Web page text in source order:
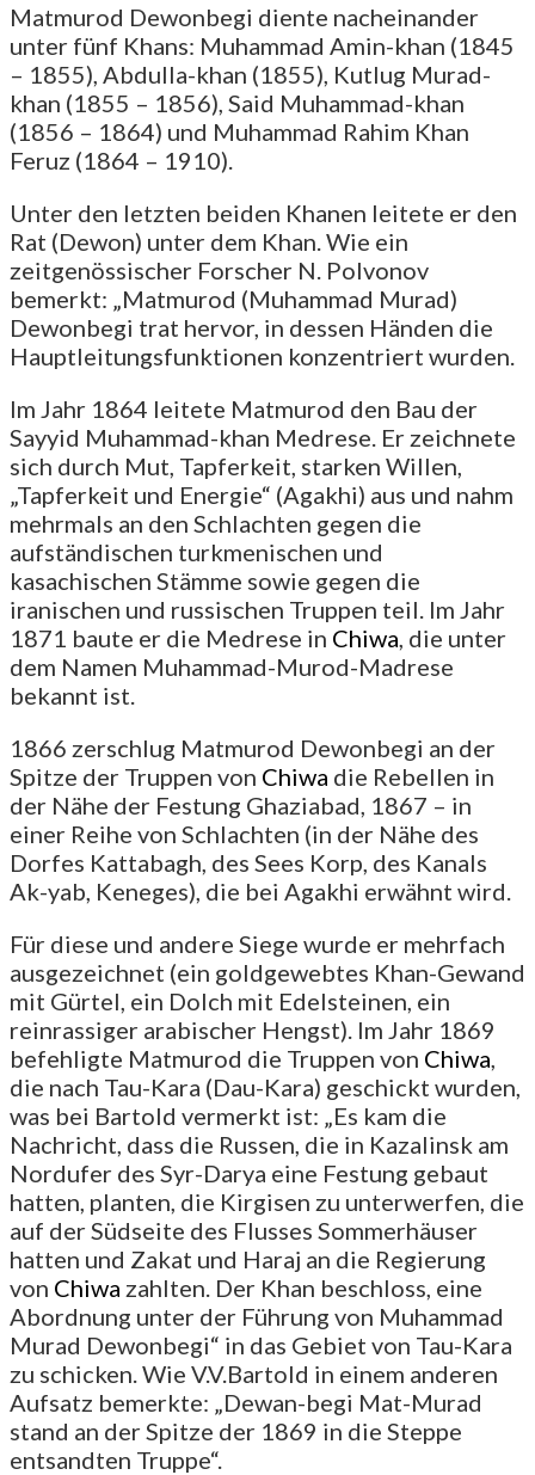
Matmurod Dewonbegi diente nacheinander
unter fünf Khans: Muhammad Amin-khan (1845
– 1855), Abdulla-khan (1855), Kutlug Murad-
khan (1855 – 1856), Said Muhammad-khan
(1856 – 1864) und Muhammad Rahim Khan
Feruz (1864 – 1910).
Unter den letzten beiden Khanen leitete er den
Rat (Dewon) unter dem Khan. Wie ein
zeitgenössischer Forscher N. Polvonov
bemerkt: „Matmurod (Muhammad Murad)
Dewonbegi trat hervor, in dessen Händen die
Hauptleitungsfunktionen konzentriert wurden.
Im Jahr 1864 leitete Matmurod den Bau der
Sayyid Muhammad-khan Medrese. Er zeichnete
sich durch Mut, Tapferkeit, starken Willen,
„Tapferkeit und Energie“ (Agakhi) aus und nahm
mehrmals an den Schlachten gegen die
aufständischen turkmenischen und
kasachischen Stämme sowie gegen die
iranischen und russischen Truppen teil. Im Jahr
1871 baute er die Medrese in Chiwa , die unter
dem Namen Muhammad-Murod-Madrese
bekannt ist.
1866 zerschlug Matmurod Dewonbegi an der
Spitze der Truppen von Chiwa die Rebellen in
der Nähe der Festung Ghaziabad, 1867 – in
einer Reihe von Schlachten (in der Nähe des
Dorfes Kattabagh, des Sees Korp, des Kanals
Ak-yab, Keneges), die bei Agakhi erwähnt wird.
Für diese und andere Siege wurde er mehrfach
ausgezeichnet (ein goldgewebtes Khan-Gewand
mit Gürtel, ein Dolch mit Edelsteinen, ein
reinrassiger arabischer Hengst). Im Jahr 1869
befehligte Matmurod die Truppen von Chiwa
die nach Tau-Kara (Dau-Kara) geschickt wurden,
was bei Bartold vermerkt ist: „Es kam die
Nachricht, dass die Russen, die in Kazalinsk am
Nordufer des Syr-Darya eine Festung gebaut
hatten, planten, die Kirgisen zu unterwerfen, die
auf der Südseite des Flusses Sommerhäuser
hatten und Zakat und Haraj an die Regierung
von Chiwa zahlten. Der Khan beschloss, eine
Abordnung unter der Führung von Muhammad
Murad Dewonbegi“ in das Gebiet von Tau-Kara
zu schicken. Wie V.V.Bartold in einem anderen
Aufsatz bemerkte: „Dewan-begi Mat-Murad
stand an der Spitze der 1869 in die Steppe
entsandten Truppe“.